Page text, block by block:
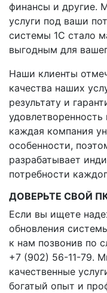
финансы и другие.
услуги под ваши
системы 1C стало
выгодным для
Наши клиенты
качества наших
результату и
каждая компания
особенности,
разрабатывает
потребности
ДОВЕРЬТЕ СВОЙ
Если вы ищете
обновления
к нам позвонив по
+7 (902) 56-11-79.
качественные
богатый опыт и